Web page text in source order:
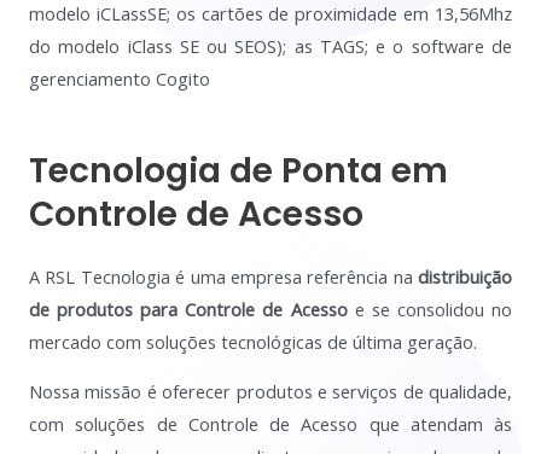
modelo iCLassSE; os cartões de proximidade em 13,56Mhz
do modelo iClass SE ou SEOS); as TAGS; e o software de
gerenciamento Cogito
Tecnologia de Ponta em
Controle de Acesso
A RSL Tecnologia é uma empresa referência na distribuição
de produtos para Controle de Acessoe se consolidou no
mercado com soluções tecnológicas de última geração.
Nossa missão é oferecer produtos e serviços de qualidade,
com soluções de Controle de Acesso que atendam às